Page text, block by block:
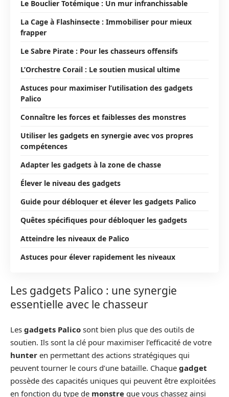
Le Bouclier Totémique : Un mur infranchissable
La Cage à Flashinsecte : Immobiliser pour mieux
frapper
Le Sabre Pirate : Pour les chasseurs offensifs
L’Orchestre Corail : Le soutien musical ultime
Astuces pour maximiser l’utilisation des gadgets
Palico
Connaître les forces et faiblesses des monstres
Utiliser les gadgets en synergie avec vos propres
compétences
Adapter les gadgets à la zone de chasse
Élever le niveau des gadgets
Guide pour débloquer et élever les gadgets Palico
Quêtes spécifiques pour débloquer les gadgets
Atteindre les niveaux de Palico
Astuces pour élever rapidement les niveaux
Les gadgets Palico : une synergie
essentielle avec le chasseur
Les gadgets Palico sont bien plus que des outils de
soutien. Ils sont la clé pour maximiser l’efficacité de votre
hunter en permettant des actions stratégiques qui
peuvent tourner le cours d’une bataille. Chaque gadget
possède des capacités uniques qui peuvent être exploitées
en fonction du type de monstre que vous chassez ainsi